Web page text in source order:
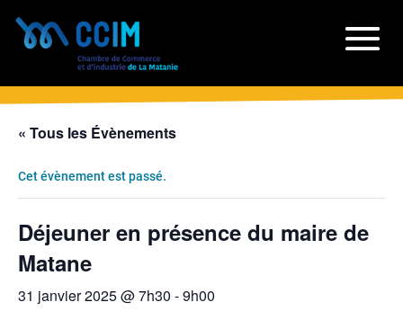
« Tous les Évènements
Cet évènement est passé.
Déjeuner en présence du maire de
Matane
31 janvier 2025 @ 7h30 -9h00